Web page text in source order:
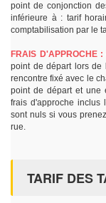
point de conjonction
inférieure à : tarif
comptabilisation par le
FRAIS D'APPROCHE :
point de départ lors de
rencontre fixé avec le
point de départ et une
frais d'approche inclus
sont nuls si vous
rue.
TARIF DES